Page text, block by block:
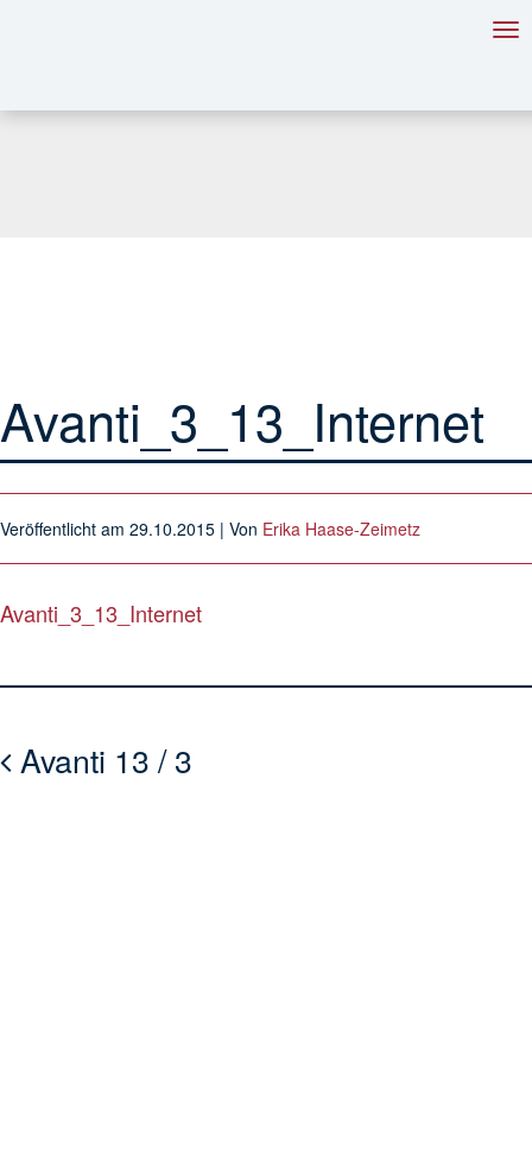
Avanti_3_13_Internet
Veröffentlicht am 29.10.2015 | Von Erika Haase-Zeimetz
Avanti_3_13_Internet
Avanti 13 / 3